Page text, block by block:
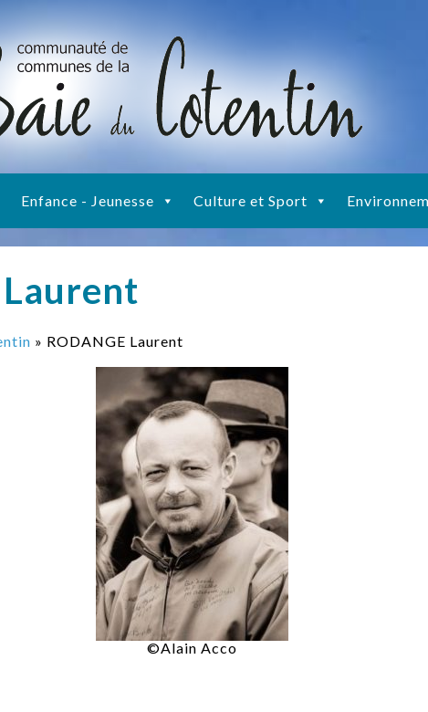
Enfance - Jeunesse Culture et Sport
Laurent
» RODANGE Laurent
©Alain Acco